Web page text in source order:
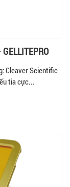
Cleaver Scientific
tia cực...